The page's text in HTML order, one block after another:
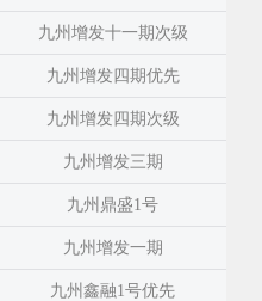
九州增发十一期次级
九州增发四期优先
九州增发四期次级
九州增发三期
九州鼎盛1号
九州增发一期
九州鑫融1号优先